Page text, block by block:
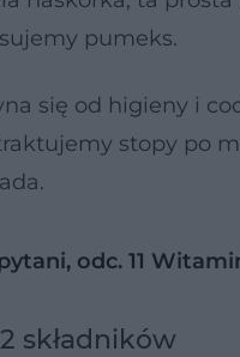
pumeks.
się od higieny i
stopy po
odc. 11
składników